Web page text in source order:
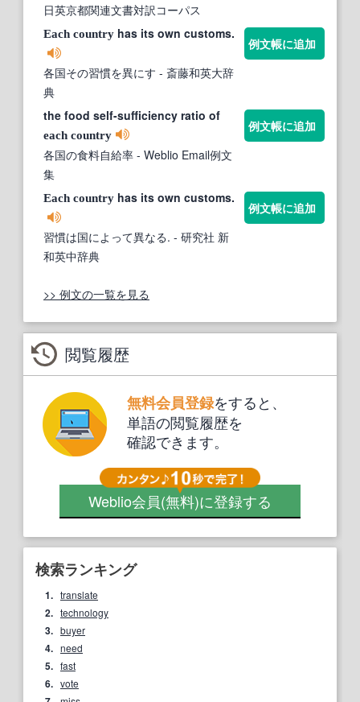
日英京都関連文書対訳コーパス
Each country has its own customs.
各国その習慣を異にす - 斎藤和英大辞
典
例文帳に追加
the food self-sufficiency ratio of
each country
各国の食料自給率 - Weblio Email例文
集
例文帳に追加
Each country has its own customs.
習慣は国によって異なる. - 研究社 新
和英中辞典
例文帳に追加
>> 例文の一覧を見る
閲覧履歴
無料会員登録をすると、
単語の閲覧履歴を
確認できます。
Weblio会員(無料)に登録する
検索ランキング
1. translate
2. technology
3. buyer
4. need
5. fast
6. vote